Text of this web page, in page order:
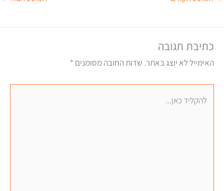
כתיבת תגובה
האימייל לא יוצג באתר. שדות החובה מסומנים *